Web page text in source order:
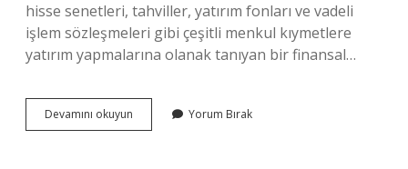
hisse senetleri, tahviller, yatırım fonları ve vadeli
işlem sözleşmeleri gibi çeşitli menkul kıymetlere
yatırım yapmalarına olanak tanıyan bir finansal…
Devamını okuyun
Borsa
Yorum Bırak